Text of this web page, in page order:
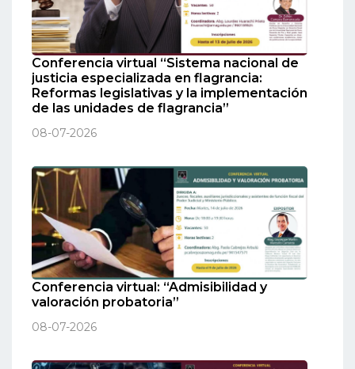
Conferencia virtual “Sistema nacional de
justicia especializada en flagrancia:
Reformas legislativas y la implementación
de las unidades de flagrancia”
08-07-2026
Conferencia virtual: “Admisibilidad y
valoración probatoria”
08-07-2026